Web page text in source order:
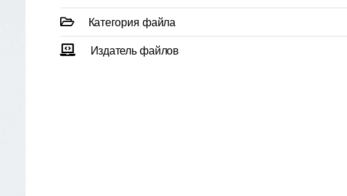
Категория файла
Издатель файлов